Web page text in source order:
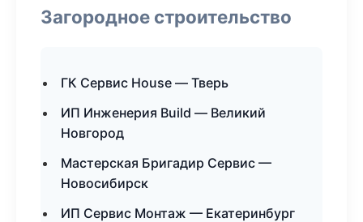
Загородное строительство
ГК Сервис House — Тверь
ИП Инженерия Build — Великий
Новгород
Мастерская Бригадир Сервис —
Новосибирск
ИП Сервис Монтаж — Екатеринбург